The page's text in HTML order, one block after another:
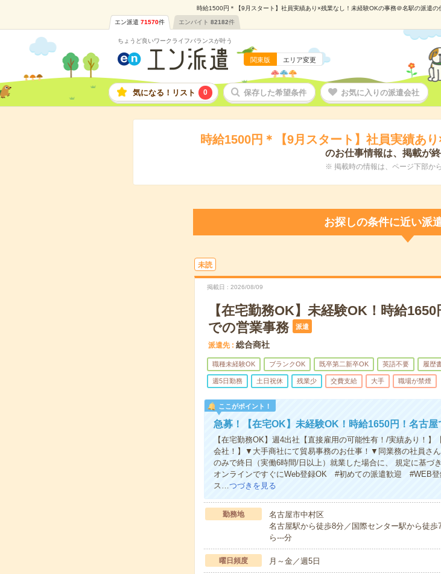
時給1500円＊【9月スタート】社員実績あり×残業なし！未経験OKの事務＠名駅の派遣
エン派遣 71570件 エンバイト 82182件
ちょうど良いワークライフバランスが叶う
関東版 エリア変更
気になる！リスト 0 保存した希望条件 お気に入りの派遣会社
時給1500円＊【9月スタート】社員実績あ
のお仕事情報は、掲載が終
※ 掲載時の情報は、ページ下部か
お探しの条件に近い派
未読
掲載日 2026/08/09
【在宅勤務OK】未経験OK！時給
での営業事務
派遣
派遣先 総合商社
職種未経験OK ブランクOK 既卒第二新卒OK 英語不要 履歴
週5日勤務 土日祝休 残業少 交費支給 大手 職場が禁煙
ここがポイント！
急募！【在宅OK】未経験OK！時給1650円！名古屋
【在宅勤務OK】週4出社【直接雇用の可能性有！/実績あり！
会社！】▼大手商社にて貿易事務のお仕事！▼同業務の社員さん
のみで終日（実働6時間/日以上）就業した場合に、 規定に基づ
オンラインですぐにWeb登録OK #初めての派遣歓迎 #WEB
ス…つづきを見る
勤務地
名古屋市中村区
名古屋駅から徒歩8分／国際センター駅から徒
ら---分
曜日頻度 月～金／週5日